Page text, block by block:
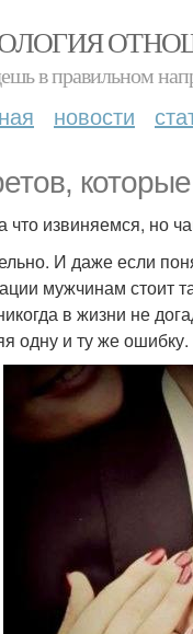
в правильном
новости
что извиняемся, но
И даже если
мужчинам стоит
в жизни не
одну и ту же ошибку.